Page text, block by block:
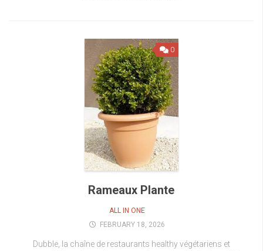
0
Rameaux Plante
ALL IN ONE
FEBRUARY 18, 2026
Dubble, la chaîne de restaurants healthy végétariens et